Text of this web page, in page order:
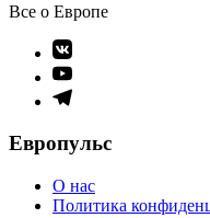
Все о Европе
Элемент
меню
Элемент
меню
Элемент
Европульс
О нас
Политика